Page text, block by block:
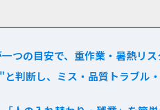
つの目安で、重作業・暑熱リ
判断し、ミス・品質トラブ